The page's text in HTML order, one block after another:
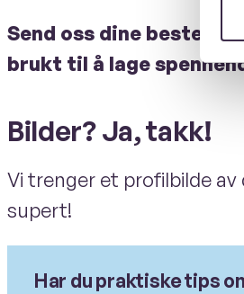
Send oss dine beste
brukt til å lage
Bilder? Ja, takk!
Vi trenger et profilbilde
supert!
Har du praktiske tips